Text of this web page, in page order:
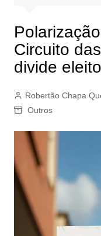
Circuito
divide
Robertão Chapa
Outros